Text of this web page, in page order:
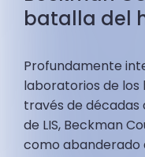
batalla del
Profundamente
laboratorios de
través de décadas
de LIS, Beckman
como abanderado